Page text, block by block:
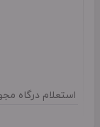
استعلام درگاه